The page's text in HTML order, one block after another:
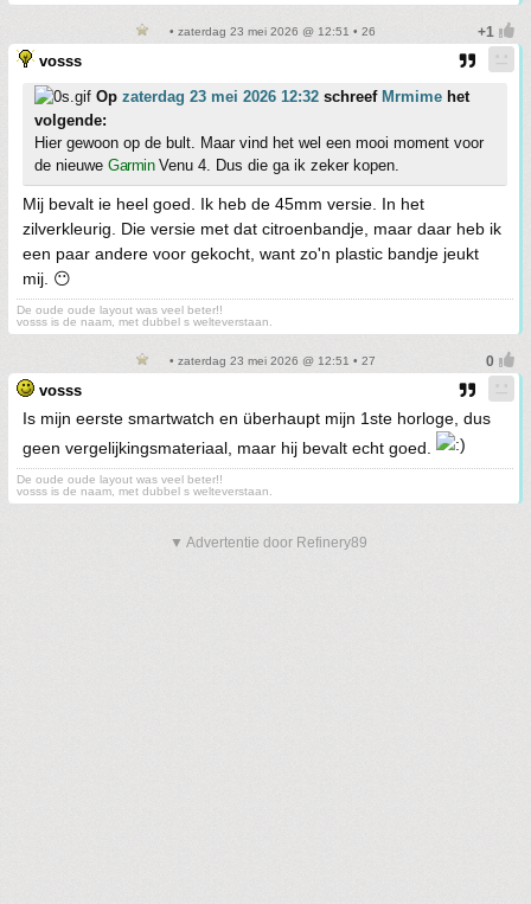
• zaterdag 23 mei 2026 @ 12:51 • 26
vosss
Op zaterdag 23 mei 2026 12:32 schreef Mrmime het
volgende:
Hier gewoon op de bult. Maar vind het wel een mooi moment voor
de nieuwe GarminVenu 4. Dus die ga ik zeker kopen.
Mij bevalt ie heel goed. Ik heb de 45mm versie. In het
zilverkleurig. Die versie met dat citroenbandje, maar daar heb ik
een paar andere voor gekocht, want zo'n plastic bandje jeukt
mij. 😶
De oude oude layout was veel beter!!
vosss is de naam, met dubbel s welteverstaan.
• zaterdag 23 mei 2026 @ 12:51 • 27
vosss
Is mijn eerste smartwatch en überhaupt mijn 1ste horloge, dus
geen vergelijkingsmateriaal, maar hij bevalt echt goed.
De oude oude layout was veel beter!!
vosss is de naam, met dubbel s welteverstaan.
▼ Advertentie door Refinery89